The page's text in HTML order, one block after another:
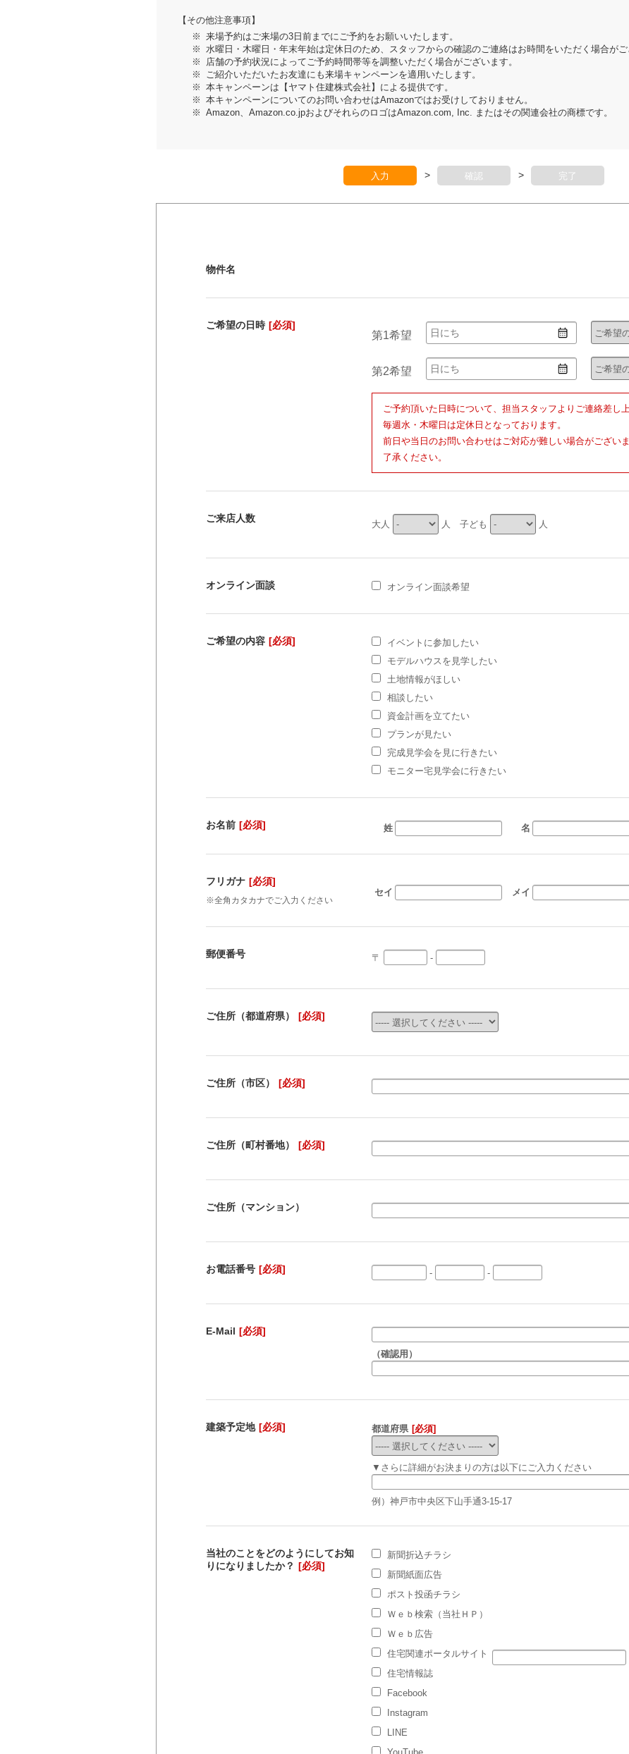
【その他注意事項】
来場予約はご来場の3日前までにご予約をお願いいたします。
水曜日・木曜日・年末年始は定休日のため、スタッフからの確認のご連絡はお時間をいただく場合がご
店舗の予約状況によってご予約時間帯等を調整いただく場合がございます。
ご紹介いただいたお友達にも来場キャンペーンを適用いたします。
本キャンペーンは【ヤマト住建株式会社】による提供です。
本キャンペーンについてのお問い合わせはAmazonではお受けしておりません。
Amazon、Amazon.co.jpおよびそれらのロゴはAmazon.com, Inc. またはその関連会社の商標です。
入力 > 確認 > 完了
物件名
ご希望の日時 [必須]
第1希望
第2希望
ご予約頂いた日時について、担当スタッフよりご連絡差し上
毎週水・木曜日は定休日となっております。
前日や当日のお問い合わせはご対応が難しい場合がござい
了承ください。
ご来店人数
大人 人 子ども 人
オンライン面談 オンライン面談希望
ご希望の内容 [必須]
イベントに参加したい
モデルハウスを見学したい
土地情報がほしい
相談したい
資金計画を立てたい
プランが見たい
完成見学会を見に行きたい
モニター宅見学会に行きたい
お名前 [必須] 姓 名
フリガナ [必須]
※全角カタカナでご入力ください
セイ メイ
郵便番号 〒 -
ご住所（都道府県） [必須]
ご住所（市区） [必須]
ご住所（町村番地） [必須]
ご住所（マンション）
お電話番号 [必須] - -
E-Mail [必須]
（確認用）
建築予定地 [必須] 都道府県 [必須]
▼さらに詳細がお決まりの方は以下にご入力ください
例）神戸市中央区下山手通3-15-17
当社のことをどのようにしてお知
りになりましたか？ [必須]
新聞折込チラシ
新聞紙面広告
ポスト投函チラシ
Ｗｅｂ検索（当社ＨＰ）
Ｗｅｂ広告
住宅関連ポータルサイト
住宅情報誌
Facebook
Instagram
LINE